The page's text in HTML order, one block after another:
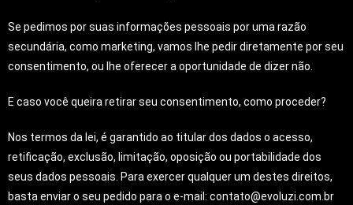
Se pedimos por suas informações pessoais por uma razão
secundária, como marketing, vamos lhe pedir diretamente por seu
consentimento, ou lhe oferecer a oportunidade de dizer não.
E caso você queira retirar seu consentimento, como proceder?
Nos termos da lei, é garantido ao titular dos dados o acesso,
retificação, exclusão, limitação, oposição ou portabilidade dos
seus dados pessoais. Para exercer qualquer um destes direitos,
basta enviar o seu pedido para o e-mail: contato@evoluzi.com.br